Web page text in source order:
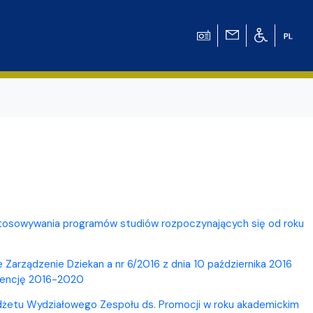
for Chemistryprogramów studiów rozpoczynających się od roku
Dziekan a nr 6/2016 z dnia 10 października 2016
2016-2020
Wydziałowego Zespołu ds. Promocji w roku akademickim